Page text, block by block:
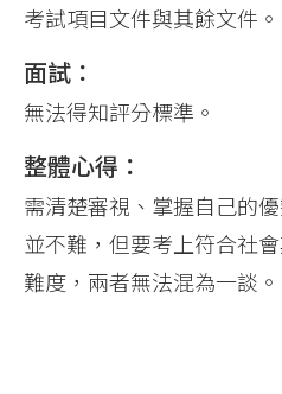
考試項目文件與其餘文件。
面試：
無法得知評分標準。
整體心得：
需清楚審視、掌握自己的
並不難，但要考上符合社
難度，兩者無法混為一談。